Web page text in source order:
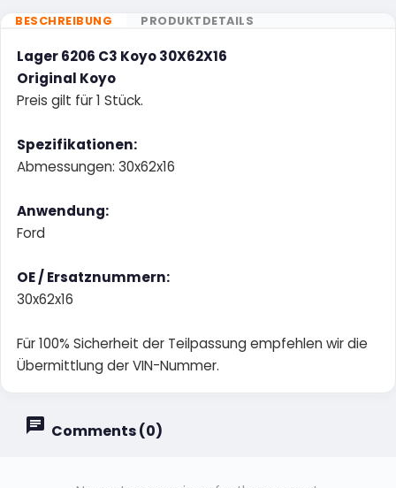
BESCHREIBUNG PRODUKTDETAILS
Lager 6206 C3 Koyo 30X62X16
Original Koyo
Preis gilt für 1 Stück.
Spezifikationen:
Abmessungen: 30x62x16
Anwendung:
Ford
OE / Ersatznummern:
30x62x16
Für 100% Sicherheit der Teilpassung empfehlen wir die
Übermittlung der VIN-Nummer.
Comments (0)